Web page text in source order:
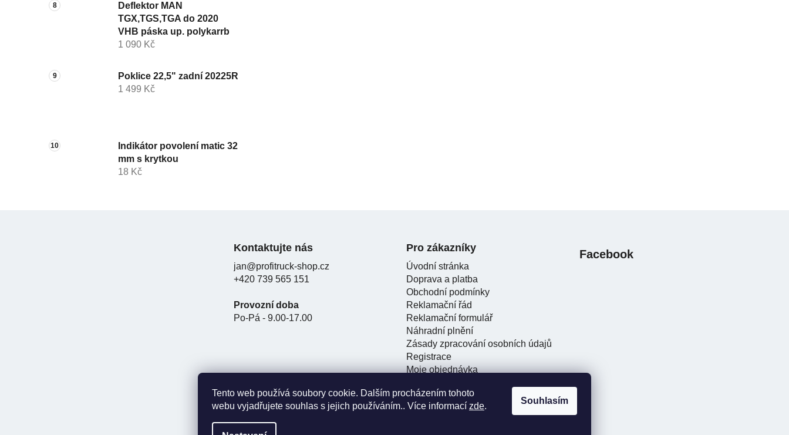
Tento web používá soubory cookie. Dalším procházením tohoto
webu vyjadřujete souhlas s jejich používáním.. Více informací zde.
Souhlasím
Deflektor MAN
TGX,TGS,TGA do 2020
VHB páska up. polykarrb
1 090 Kč
Poklice 22,5" zadní 20225R
1 499 Kč
Indikátor povolení matic 32
mm s krytkou
18 Kč
Kontaktujte nás
jan@profitruck-shop.cz
+420 739 565 151
Provozní doba
Po-Pá - 9.00-17.00
Pro zákazníky
Úvodní stránka
Doprava a platba
Obchodní podmínky
Reklamační řád
Reklamační formulář
Náhradní plnění
Zásady zpracování osobních údajů
Registrace
Moje objednávka
Facebook